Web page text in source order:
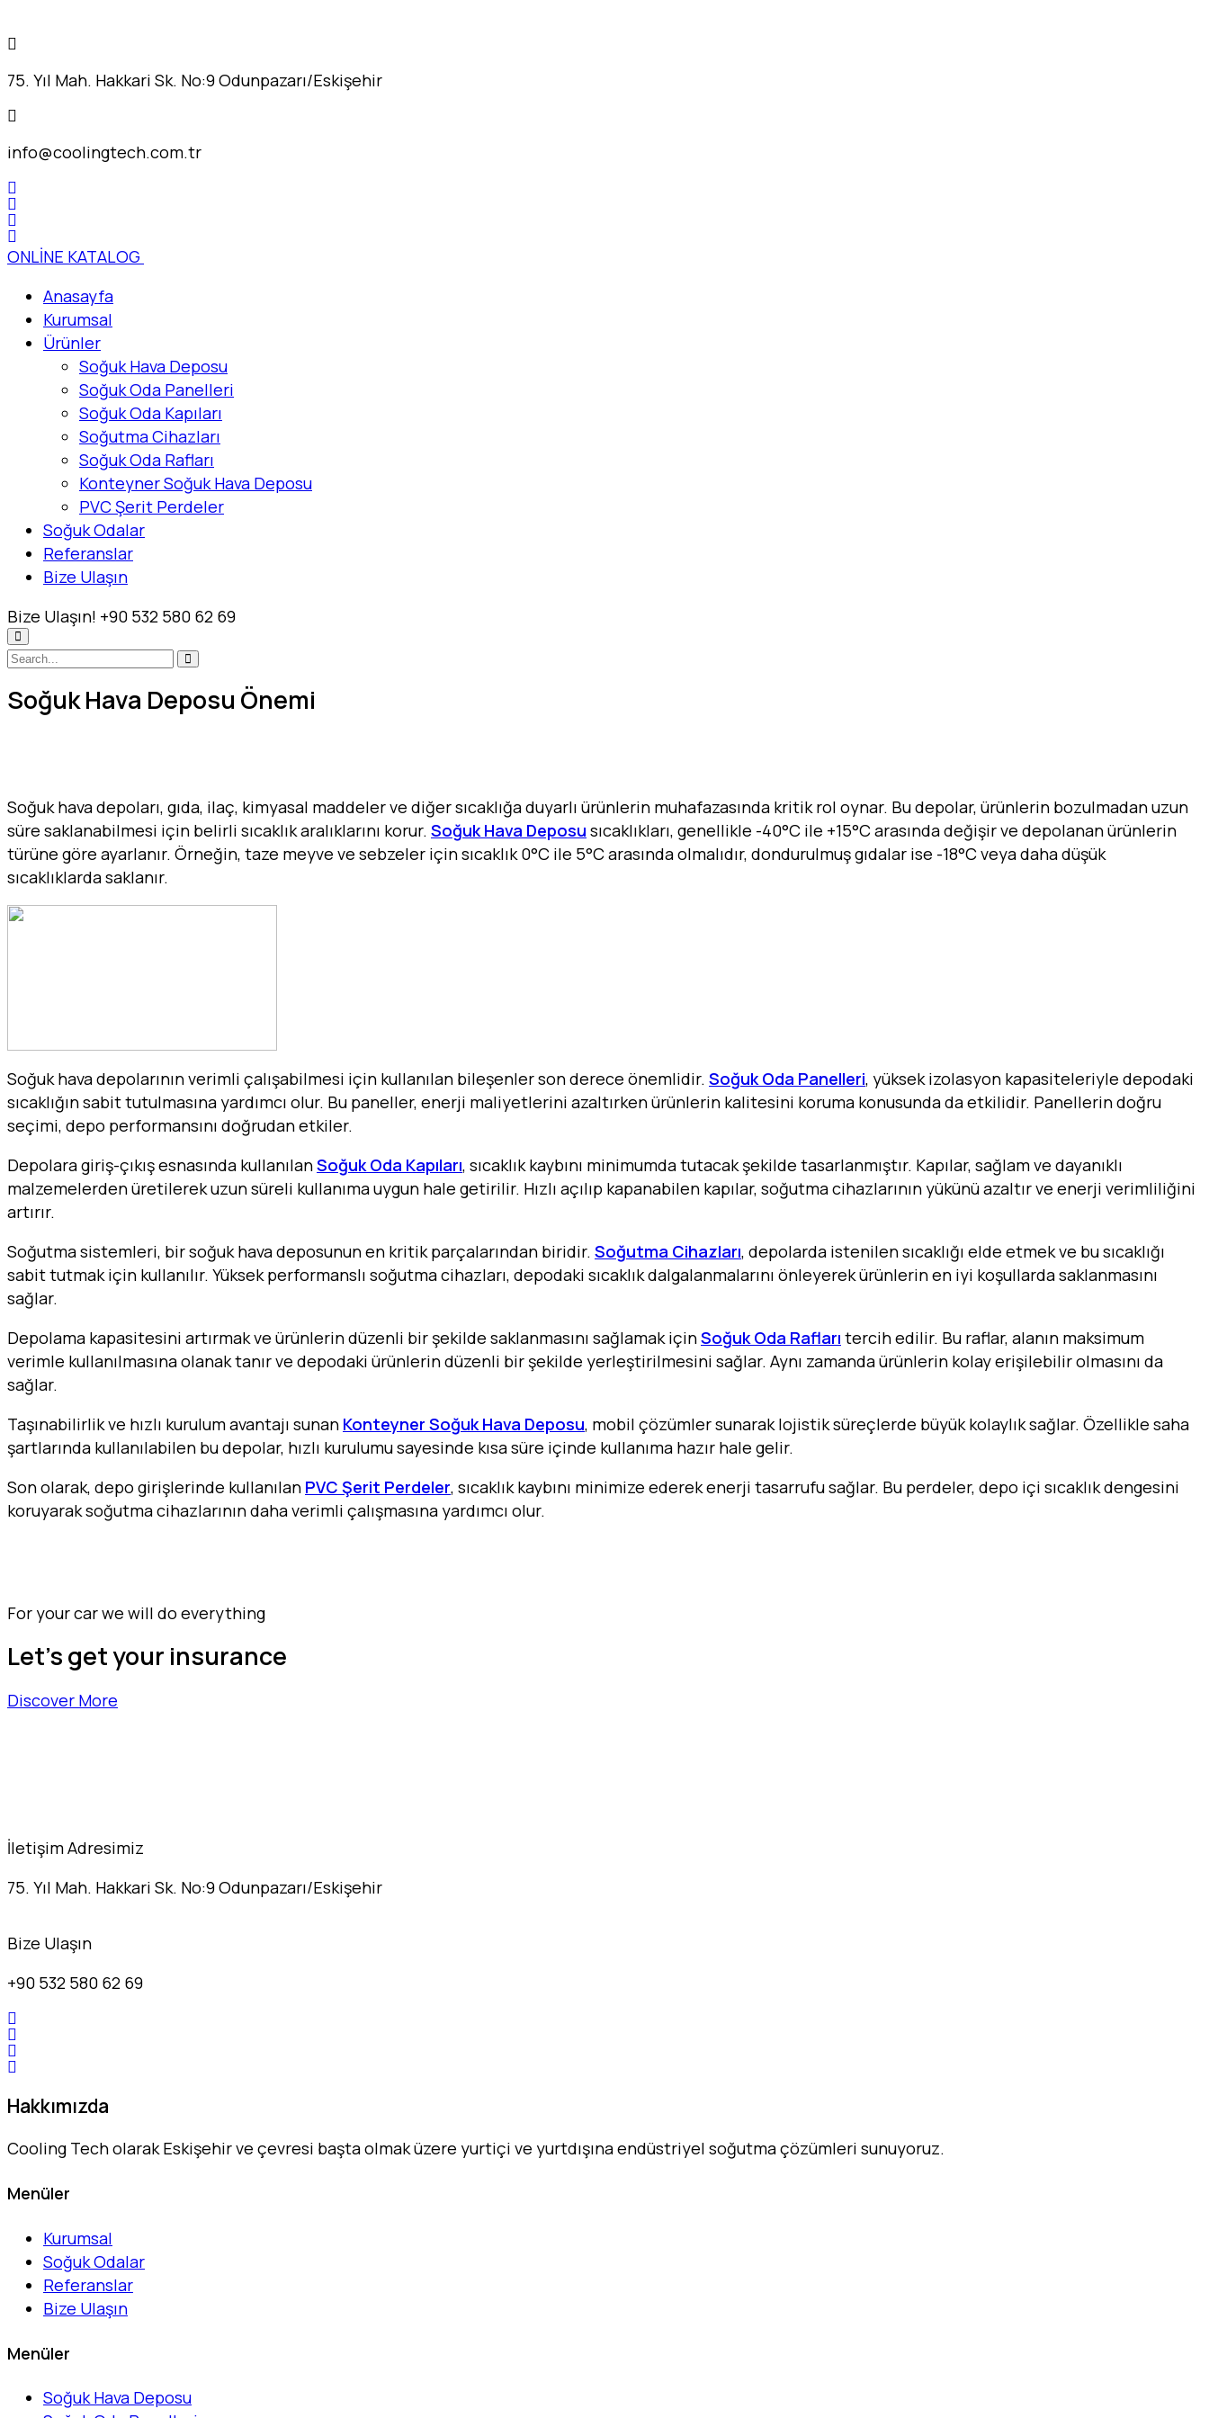
75. Yıl Mah. Hakkari Sk. No:9 Odunpazarı/Eskişehir
info@coolingtech.com.tr
ONLİNE KATALOG
Anasayfa
Kurumsal
Ürünler
Soğuk Hava Deposu
Soğuk Oda Panelleri
Soğuk Oda Kapıları
Soğutma Cihazları
Soğuk Oda Rafları
Konteyner Soğuk Hava Deposu
PVC Şerit Perdeler
Soğuk Odalar
Referanslar
Bize Ulaşın
Bize Ulaşın! +90 532 580 62 69
Soğuk Hava Deposu Önemi
Soğuk hava depoları, gıda, ilaç, kimyasal maddeler ve diğer sıcaklığa duyarlı ürünlerin muhafazasında kritik rol oynar. Bu depolar, ürünlerin bozulmadan uzun
süre saklanabilmesi için belirli sıcaklık aralıklarını korur. Soğuk Hava Deposu sıcaklıkları, genellikle -40°C ile +15°C arasında değişir ve depolanan ürünlerin
türüne göre ayarlanır. Örneğin, taze meyve ve sebzeler için sıcaklık 0°C ile 5°C arasında olmalıdır, dondurulmuş gıdalar ise -18°C veya daha düşük
sıcaklıklarda saklanır.
Soğuk hava depolarının verimli çalışabilmesi için kullanılan bileşenler son derece önemlidir. Soğuk Oda Panelleri, yüksek izolasyon kapasiteleriyle depodaki
sıcaklığın sabit tutulmasına yardımcı olur. Bu paneller, enerji maliyetlerini azaltırken ürünlerin kalitesini koruma konusunda da etkilidir. Panellerin doğru
seçimi, depo performansını doğrudan etkiler.
Depolara giriş-çıkış esnasında kullanılanSoğuk Oda Kapıları, sıcaklık kaybını minimumda tutacak şekilde tasarlanmıştır. Kapılar, sağlam ve dayanıklı
malzemelerden üretilerek uzun süreli kullanıma uygun hale getirilir. Hızlı açılıp kapanabilen kapılar, soğutma cihazlarının yükünü azaltır ve enerji verimliliğini
artırır.
Soğutma sistemleri, bir soğuk hava deposunun en kritik parçalarından biridir. Soğutma Cihazları, depolarda istenilen sıcaklığı elde etmek ve bu sıcaklığı
sabit tutmak için kullanılır. Yüksek performanslı soğutma cihazları, depodaki sıcaklık dalgalanmalarını önleyerek ürünlerin en iyi koşullarda saklanmasını
sağlar.
Depolama kapasitesini artırmak ve ürünlerin düzenli bir şekilde saklanmasını sağlamak içinSoğuk Oda Rafları tercih edilir. Bu raflar, alanın maksimum
verimle kullanılmasına olanak tanır ve depodaki ürünlerin düzenli bir şekilde yerleştirilmesini sağlar. Aynı zamanda ürünlerin kolay erişilebilir olmasını da
sağlar.
Taşınabilirlik ve hızlı kurulum avantajı sunan Konteyner Soğuk Hava Deposu, mobil çözümler sunarak lojistik süreçlerde büyük kolaylık sağlar. Özellikle saha
şartlarında kullanılabilen bu depolar, hızlı kurulumu sayesinde kısa süre içinde kullanıma hazır hale gelir.
Son olarak, depo girişlerinde kullanılan PVC Şerit Perdeler, sıcaklık kaybını minimize ederek enerji tasarrufu sağlar. Bu perdeler, depo içi sıcaklık dengesini
koruyarak soğutma cihazlarının daha verimli çalışmasına yardımcı olur.
For your car we will do everything
Let's get your insurance
Discover More
İletişim Adresimiz
75. Yıl Mah. Hakkari Sk. No:9 Odunpazarı/Eskişehir
Bize Ulaşın
+90 532 580 62 69
Hakkımızda
Cooling Tech olarak Eskişehir ve çevresi başta olmak üzere yurtiçi ve yurtdışına endüstriyel soğutma çözümleri sunuyoruz.
Menüler
Kurumsal
Soğuk Odalar
Referanslar
Bize Ulaşın
Menüler
Soğuk Hava Deposu